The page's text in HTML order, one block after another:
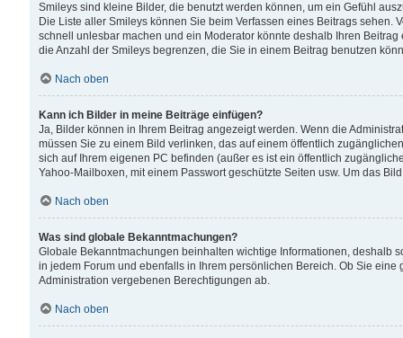
Smileys sind kleine Bilder, die benutzt werden können, um ein Gefühl
Die Liste aller Smileys können Sie beim Verfassen eines Beitrags
schnell unlesbar machen und ein Moderator könnte deshalb Ihren
die Anzahl der Smileys begrenzen, die Sie in einem Beitrag benutzen
Nach oben
Kann ich Bilder in meine Beiträge einfügen?
Ja, Bilder können in Ihrem Beitrag angezeigt werden. Wenn die
müssen Sie zu einem Bild verlinken, das auf einem öffentlich
sich auf Ihrem eigenen PC befinden (außer es ist ein öffentlich
Yahoo-Mailboxen, mit einem Passwort geschützte Seiten usw. Um das
Nach oben
Was sind globale Bekanntmachungen?
Globale Bekanntmachungen beinhalten wichtige Informationen, deshalb
in jedem Forum und ebenfalls in Ihrem persönlichen Bereich. Ob Sie
Administration vergebenen Berechtigungen ab.
Nach oben